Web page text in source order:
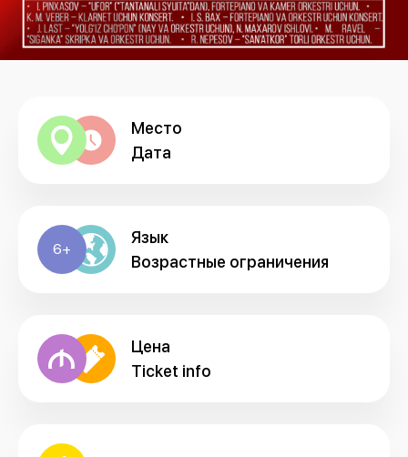
Место
Дата
6+
Язык
Возрастные ограничения
Цена
Ticket info